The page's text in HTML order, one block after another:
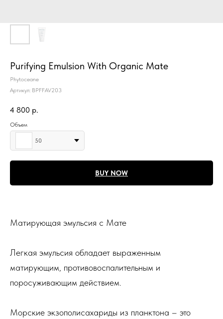
Purifying Emulsion With Organic Mate
Phytoceane
Артикул: BPFFAV203
4 800 р.
Объем
50
BUY NOW
Матирующая эмульсия с Мате
Легкая эмульсия обладает выраженным
матирующим, противовоспалительным и
поросуживающим действием.
Морские экзополисахариды из планктона – это